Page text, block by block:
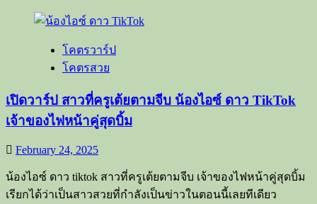
โคตรวาร์ป
โคตรสวย
เปิดวาร์ป สาวที่ครูเต้ยตามจีบ น้องไอซ์ ดาว TikTok
เจ้าของไฟหน้าคู่สุดบิ้ม
February 24, 2025
น้องไอซ์ ดาว tiktok สาวที่ครูเต้ยตามจีบ เจ้าของไฟหน้าคู่สุดบิ้ม
เรียกได้ว่าเป็นสาวสวยที่กำลังเป็นข่าวในตอนนี้เลยทีเดียว